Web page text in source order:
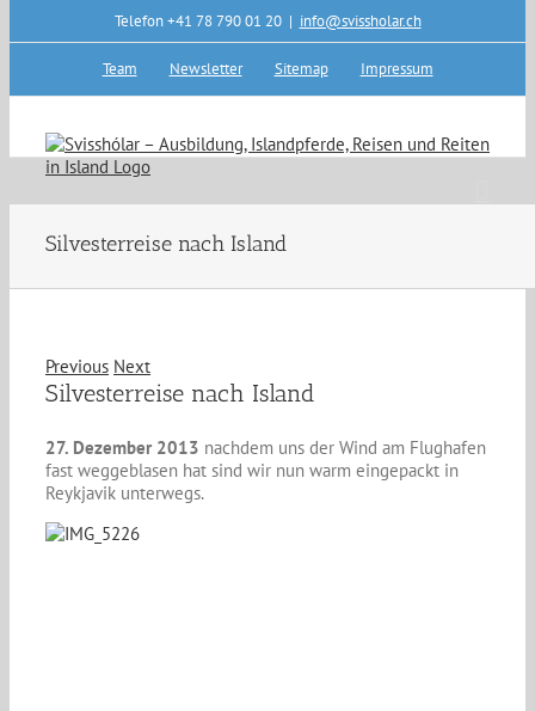
Telefon +41 78 790 01 20 | info@svissholar.ch
Team Newsletter Sitemap Impressum
Silvesterreise nach Island
Previous Next
Silvesterreise nach Island
27. Dezember 2013 nachdem uns der Wind am Flughafen
fast weggeblasen hat sind wir nun warm eingepackt in
Reykjavik unterwegs.